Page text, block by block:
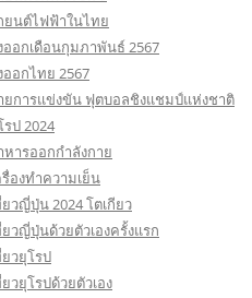
ยนต์ไฟฟ้าในไทย
ออกเดือนกุมภาพันธ์ 2567
ออกไทย 2567
ยการแข่งขัน ฟุตบอลชิงแชมป์แห่งชาติ
รป 2024
หารออกกําลังกาย
รื่องทำความเย็น
ยวญี่ปุ่น 2024 โตเกียว
ยวญี่ปุ่นด้วยตัวเองครั้งแรก
ยวยุโรป
ยวยุโรปด้วยตัวเอง